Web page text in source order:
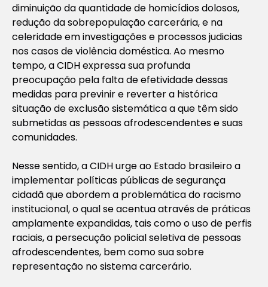
diminuição da quantidade de homicídios dolosos,
redução da sobrepopulação carcerária, e na
celeridade em investigações e processos judicias
nos casos de violência doméstica. Ao mesmo
tempo, a CIDH expressa sua profunda
preocupação pela falta de efetividade dessas
medidas para previnir e reverter a histórica
situação de exclusão sistemática a que têm sido
submetidas as pessoas afrodescendentes e suas
comunidades.
Nesse sentido, a CIDH urge ao Estado brasileiro a
implementar políticas públicas de segurança
cidadã que abordem a problemática do racismo
institucional, o qual se acentua através de práticas
amplamente expandidas, tais como o uso de perfis
raciais, a persecução policial seletiva de pessoas
afrodescendentes, bem como sua sobre
representação no sistema carcerário.